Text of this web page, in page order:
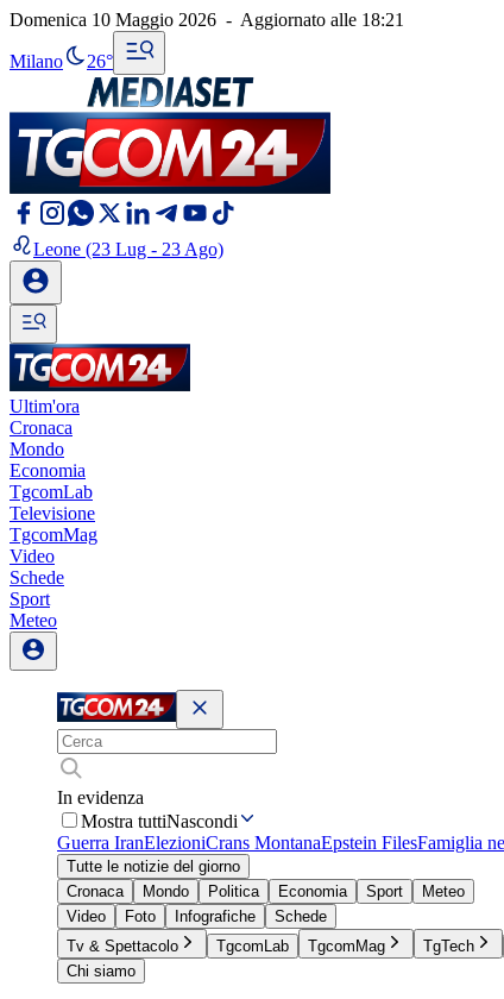
Domenica 10 Maggio 2026 - Aggiornato alle 18:21
Milano 26°
Leone (23 Lug - 23 Ago)
Ultim'ora
Cronaca
Mondo
Economia
TgcomLab
Televisione
TgcomMag
Video
Schede
Sport
Meteo
In evidenza
Mostra tuttiNascondi
Guerra IranElezioniCrans MontanaEpstein FilesFamiglia
Tutte le notizie del giorno
Cronaca
Mondo Politica Economia Sport
Meteo
Video
Foto Infografiche
Schede
Tv & Spettacolo
TgcomLab TgcomMag TgTech
Chi siamo